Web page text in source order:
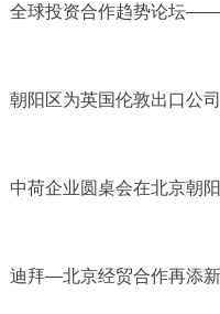
中荷企业圆桌会在北京朝